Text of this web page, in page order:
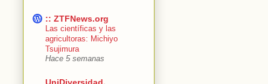
:: ZTFNews.org
Las científicas y las
agricultoras: Michiyo
Tsujimura
Hace 5 semanas
UniDiversidad.